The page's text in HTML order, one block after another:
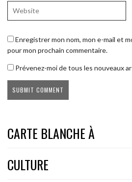
Enregistrer mon nom, mon e-mail et
pour mon prochain commentaire.
Prévenez-moi de tous les nouveaux
CARTE BLANCHE À
CULTURE